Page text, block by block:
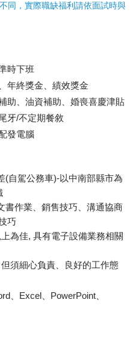
同，實際職缺福利請依面試時與
時下班
年終獎金、績效獎金
助、油資補助、婚喪喜慶津貼
牙/不定期餐敘
發電腦
(⾃駕公務車)-以中南部縣市為
書作業、銷售技巧、溝通協商
巧
為佳, 具有電子設備業務相關
須細心負責、良好的工作態
、Excel、PowerPoint、